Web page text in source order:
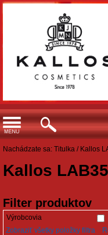
Nachádzate sa: Titulka / Kallos
Kallos LAB35
Filter produktov
Výrobcovia
Zobraziť všetky položky filtra